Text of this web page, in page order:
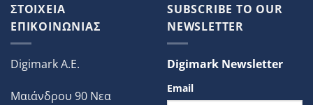
ΣΤΟΙΧΕΙΑ
ΕΠΙΚΟΙΝΩΝΙΑΣ
Digimark A.E.
Μαιάνδρου 90 Νεα
SUBSCRIBE TO OUR
NEWSLETTER
Digimark Newsletter
Email